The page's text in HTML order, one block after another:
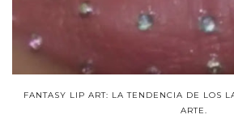
FANTASY LIP ART: LA TENDENCIA DE LOS
ARTE.